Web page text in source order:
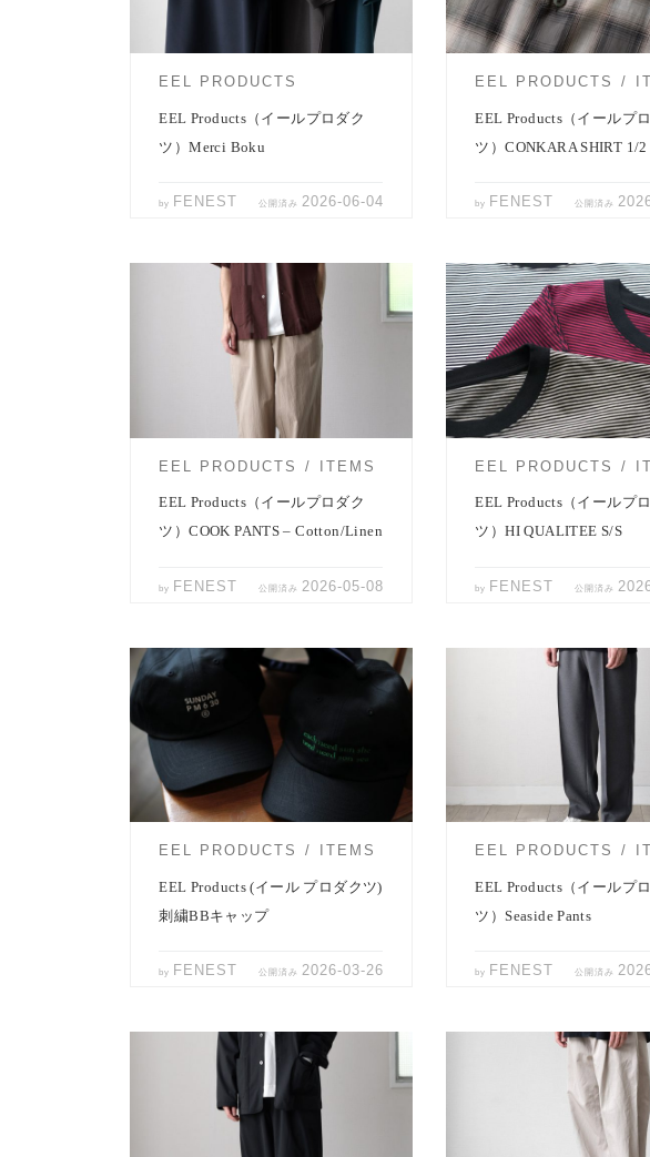
EEL PRODUCTS
EEL Products（イールプロダク
ツ）Merci Boku
by FENEST 公開済み 2026-06-04
EEL PRODUCTS
EEL Products（イールプ
ツ）CONKARA SHIRT 1/2
by FENEST 公開済み
EEL Productsより、定番セミワイドイー
ジーパンツ「COOK PANTS」のご紹介
EEL PRODUCTS ITEMS
EEL Products（イールプロダク
ツ）COOK PANTS – Cotton/Linen
by FENEST 公開済み 2026-05-08
EEL Productsより、クルーネ
TEE「HI QUALITEE S/S」の
す。 […]
EEL PRODUCTS
EEL Products（イールプ
ツ）HI QUALITEE S/S
by FENEST 公開済み
シンプルなコーディネート少しだけ遊
び心を。 EEL Productsのキャップが3型
入荷しています。 […]
EEL PRODUCTS ITEMS
EEL Products (イール プロダクツ)
刺繍BBキャップ
by FENEST 公開済み 2026-03-26
EEL Products春の定番パンツ
ードイージースラックス（
EEL PRODUCTS
EEL Products（イールプ
ツ）Seaside Pants
by FENEST 公開済み
EEL Productsより春の新作、同素材のジ
ャケットとパンツのご紹介です。 自然
なストレッチ感の […]
EEL Productsより春の新作パ
介です。 2タックコットンリ
ツ。 シルクのよ […]